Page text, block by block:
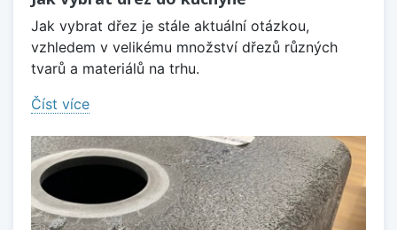
Jak vybrat dřez je stále aktuální otázkou,
vzhledem v velikému množství dřezů různých
tvarů a materiálů na trhu.
Číst více